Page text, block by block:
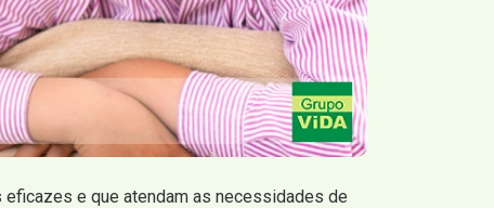
e que atendam as necessidades de